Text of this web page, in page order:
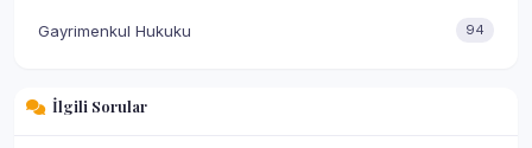
Gayrimenkul Hukuku 94
İlgili Sorular